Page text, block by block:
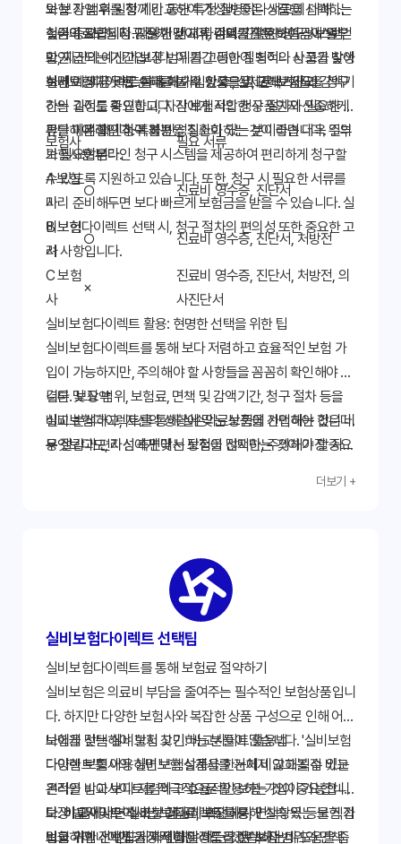
와 보장 범위를 함께 비교하여 가성비 좋은 상품을 선택하는
것이 중요합니다. 다양한 비교 사이트를 활용하여 정보를 얻
고, 자신의 예산과 보장 범위를 고려하여 최적의 상품을 찾아
보세요. 지금 바로 여러 회사의 상품을 비교해보세요!
보험 가입 후 일정 기간 동안 특정 질병이나 사고에 대해 보
험금이 지급되지 않는 기간이며, 감액기간은 보험금이 일부
만 지급되는 기간입니다. 이 기간 동안 질병이나 사고가 발생
하면 예상치 못한 손해를 볼 수 있으므로, 면책기간과 감액기
간의 길이를 확인하고, 자신에게 적합한 상품인지 신중하게
판단해야 합니다. 특히 만성질환이 있는 분이라면 더욱 주의
가 필요합니다.
실손의료보험 청구 절차 및 서류 준비: 간편한 청구 시스템
확인
실비보험다이렉트를 통해 가입한 후, 실제로 보험금을 청구
하는 과정도 중요합니다. 각 보험사의 청구 절차와 필요한 서
류를 미리 확인하여 불편을 최소화하는 것이 좋습니다. 일부
보험사는 온라인 청구 시스템을 제공하여 편리하게 청구할
수 있도록 지원하고 있습니다. 또한, 청구 시 필요한 서류를
미리 준비해두면 보다 빠르게 보험금을 받을 수 있습니다. 실
비보험다이렉트 선택 시, 청구 절차의 편의성 또한 중요한 고
려 사항입니다.
보험사
온라인 청구 가능
여부
필요 서류
A 보험
사
○ 진료비 영수증, 진단서
B 보험
사
○ 진료비 영수증, 진단서, 처방전
C 보험
사
×
진료비 영수증, 진단서, 처방전, 의
사진단서
실비보험다이렉트 활용: 현명한 선택을 위한 팁
실비보험다이렉트를 통해 보다 저렴하고 효율적인 보험 가
입이 가능하지만, 주의해야 할 사항들을 꼼꼼히 확인해야 합
니다. 보장 범위, 보험료, 면책 및 감액기간, 청구 절차 등을
비교 분석하고, 자신의 상황에 맞는 상품을 선택해야 합니다.
무엇보다도, 자신에게 맞는 보험을 선택하는 것이 가장 중요
결론 및 요약
실비보험다이렉트를 통해 실손의료보험에 가입하는 것은 비
용 절감과 편리성 측면에서 장점이 많지만, 주의해야 할 사항
통해 최적의 선택을 하시기 바랍니다. 정보 검색 및 조회를
통해 더욱 자세한 내용을 확인하시고, 현명한 소비자가 되세
더보기 +
실비보험다이렉트 선택팁
실비보험다이렉트를 통해 보험료 절약하기
실비보험은 의료비 부담을 줄여주는 필수적인 보험상품입니
다. 하지만 다양한 보험사와 복잡한 상품 구성으로 인해 어떤
보험을 선택해야 할지 고민하는 분들이 많습니다. '실비보험
다이렉트'를 이용하면 보험설계사를 거치지 않고 직접 비교
견적을 받아 보다 저렴하고 효율적인 보험 가입이 가능합니
다. 이 글에서는 실비보험다이렉트를 통해 실속 있는 보험 가
입을 위한 선택팁을 자세히 알려드리겠습니다.
나에게 맞는 실비보험 찾기: 비교사이트 활용법
다양한 보험사의 실비보험 상품을 한눈에 비교해볼 수 있는
온라인 비교사이트를 적극적으로 활용하는 것이 중요합니
다. 비교사이트에서는 보험료, 보장내용, 면책항목 등을 직접
비교하여 나에게 가장 적합한 상품을 선택하는데 도움을 줍
보장 범위 및 면책 조항 꼼꼼히 확인하기
보험 가입 전 반드시 확인해야 하는 것은 보장 범위와 면책